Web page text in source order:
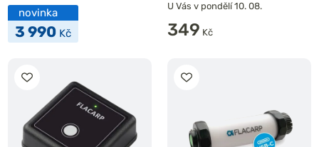
novinka
3 990 Kč
U Vás v pondělí 10. 08.
349 Kč